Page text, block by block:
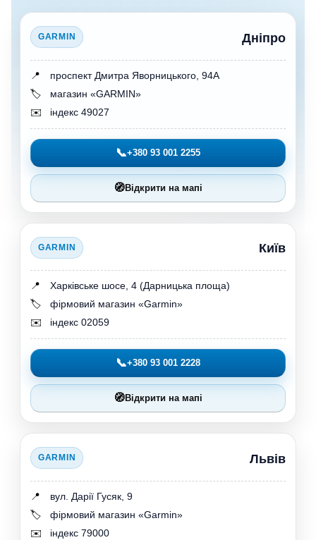
GARMIN Дніпро
📍
проспект Дмитра Яворницького, 94А
🏷️
магазин «GARMIN»
✉️
індекс 49027
📞+380 93 001 2255
🧭Відкрити на мапі
GARMIN Київ
📍
Харківське шосе, 4 (Дарницька площа)
🏷️
фірмовий магазин «Garmin»
✉️
індекс 02059
📞+380 93 001 2228
🧭Відкрити на мапі
GARMIN Львів
📍
вул. Дарії Гусяк, 9
🏷️
фірмовий магазин «Garmin»
✉️
індекс 79000